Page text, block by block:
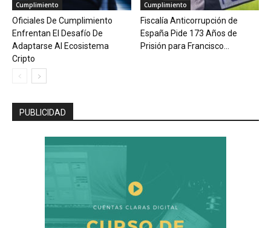
Cumplimiento
Oficiales De Cumplimiento
Enfrentan El Desafío De
Adaptarse Al Ecosistema
Cripto
Cumplimiento
Fiscalía Anticorrupción de
España Pide 173 Años de
Prisión para Francisco...
PUBLICIDAD